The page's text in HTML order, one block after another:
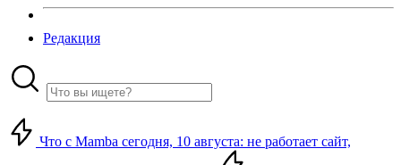
Редакция
Что с Mamba сегодня, 10 августа: не работает сайт,